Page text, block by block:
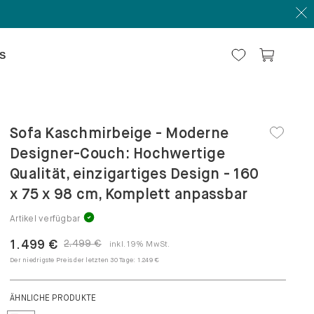
Sofa Kaschmir­beige - Moderne
Designer-Couch: Hochwertige
Qualität, einzigartiges Design - 160
x 75 x 98 cm, Komplett anpassbar
Artikel verfügbar
2.499 €
1.499 € inkl. 19% MwSt.
Der niedrigste Preis der letzten 30 Tage: 1.249 €
ÄHNLICHE PRODUKTE